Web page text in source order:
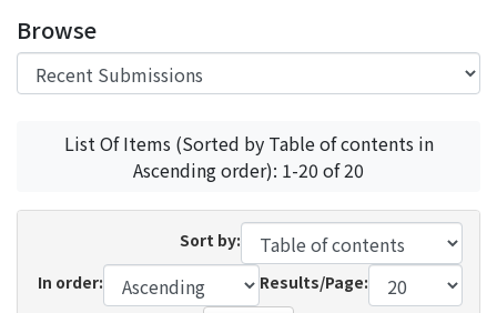
Browse
List Of Items (Sorted by Table of contents in
Ascending order): 1-20 of 20
Sort by:
In order:
Results/Page: